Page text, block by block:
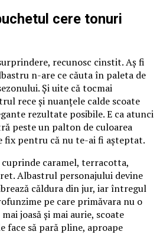
cere tonuri
recunosc cinstit. Aș fi
n-are ce căuta în paleta de
Și uite că tocmai
rece și nuanțele calde scoate
rezultate posibile. E ca atunci
peste un palton de culoarea
fix pentru că nu te-ai fi așteptat.
caramel, terracotta,
Albastrul personajului devine
căldura din jur, iar întregul
pe care primăvara nu o
joasă și mai aurie, scoate
face să pară pline, aproape